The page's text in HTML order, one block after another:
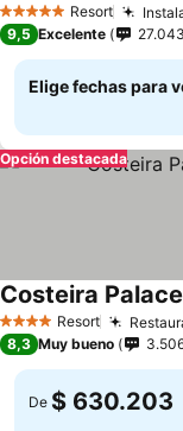
5 Estrellas Resort
9,5 Excelente 27.043
Elige fechas para
Opción destacada
4 EstrellasResort
Costeira
8,3 Muy bueno
De $ 630.203